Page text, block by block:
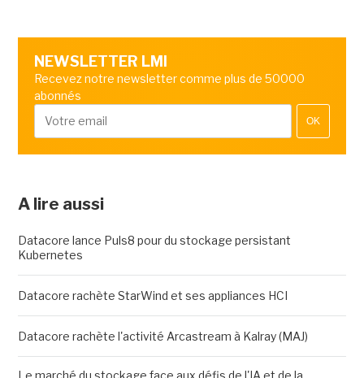
NEWSLETTER LMI
Recevez notre newsletter comme plus de 50000
abonnés
OK
A lire aussi
Datacore lance Puls8 pour du stockage persistant
Kubernetes
Datacore rachète StarWind et ses appliances HCI
Datacore rachète l'activité Arcastream à Kalray (MAJ)
Le marché du stockage face aux défis de l'IA et de la